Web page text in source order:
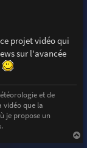
projet vidéo qui
sur l'avancée
et de
vidéo que la
je propose un
a